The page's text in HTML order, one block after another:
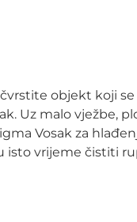
objekt koji
Uz malo vježbe,
Vosak za
vrijeme čistiti